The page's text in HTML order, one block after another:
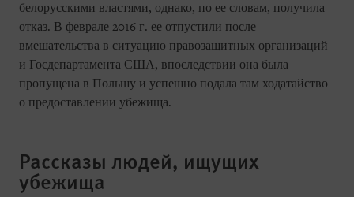
белорусскими властями, однако, по ее словам, получила
отказ. В феврале 2016 г. ее отпустили после
вмешательства в ситуацию правозащитных организаций
и Госдепартамента США, впоследствии она была
пропущена в Польшу и успешно подала там ходатайство
о предоставлении убежища.
Рассказы людей, ищущих
убежища